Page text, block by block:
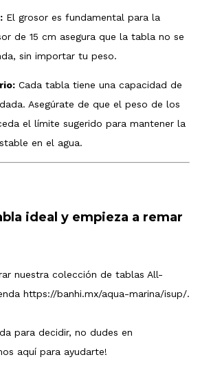
El grosor es fundamental para la
de 15 cm asegura que la tabla no se
sin importar tu peso.
Cada tabla tiene una capacidad de
Asegúrate de que el peso de los
el límite sugerido para mantener la
en el agua.
ideal y empieza a remar
nuestra colección de tablas All-
https://banhi.mx/aqua-marina/isup/.
para decidir, no dudes en
aquí para ayudarte!